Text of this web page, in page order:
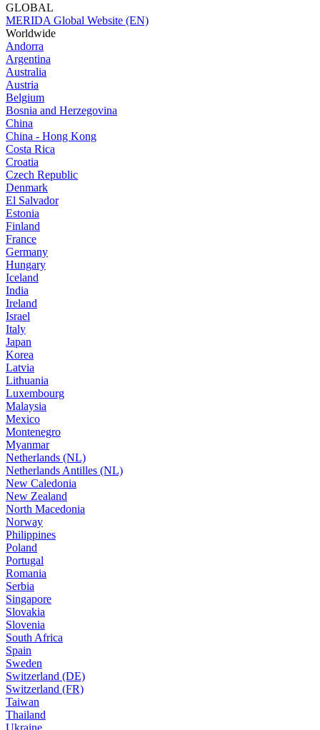
GLOBAL
MERIDA Global Website (EN)
Worldwide
Andorra
Argentina
Australia
Austria
Belgium
Bosnia and Herzegovina
China
China - Hong Kong
Costa Rica
Croatia
Czech Republic
Denmark
El Salvador
Estonia
Finland
France
Germany
Hungary
Iceland
India
Ireland
Israel
Italy
Japan
Korea
Latvia
Lithuania
Luxembourg
Malaysia
Mexico
Montenegro
Myanmar
Netherlands (NL)
Netherlands Antilles (NL)
New Caledonia
New Zealand
North Macedonia
Norway
Philippines
Poland
Portugal
Romania
Serbia
Singapore
Slovakia
Slovenia
South Africa
Spain
Sweden
Switzerland (DE)
Switzerland (FR)
Taiwan
Thailand
Ukraine